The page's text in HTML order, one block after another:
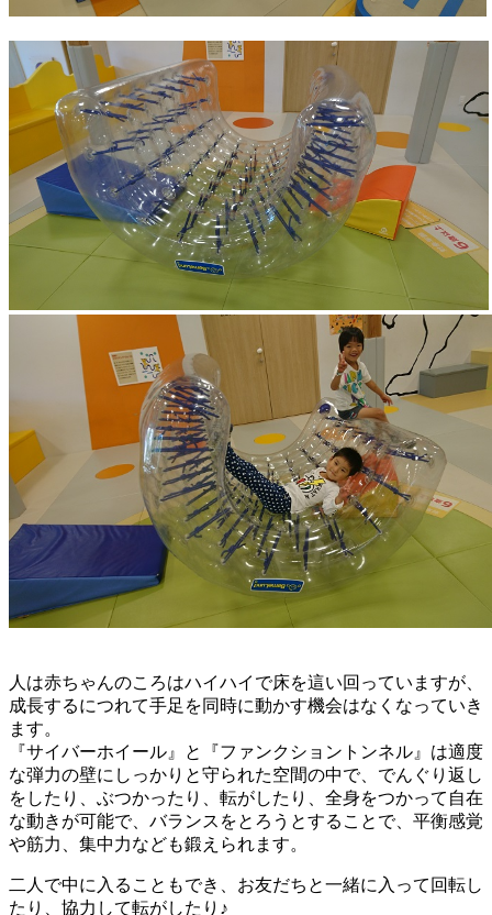
人は赤ちゃんのころはハイハイで床を這い回っていますが、
成長するにつれて手足を同時に動かす機会はなくなっていき
ます。
『サイバーホイール』と『ファンクショントンネル』は適度
な弾力の壁にしっかりと守られた空間の中で、でんぐり返し
をしたり、ぶつかったり、転がしたり、全身をつかって自在
な動きが可能で、バランスをとろうとすることで、平衡感覚
や筋力、集中力なども鍛えられます。
二人で中に入ることもでき、お友だちと一緒に入って回転し
たり、協力して転がしたり♪